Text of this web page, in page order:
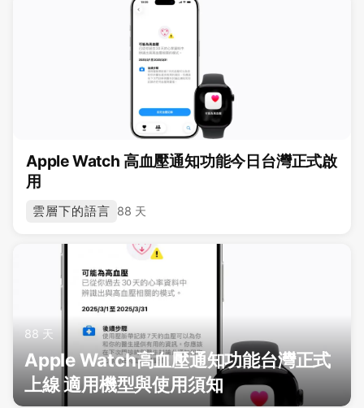
Apple Watch 高血壓通知功能今日台灣正式啟
用
雲層下的語言 88 天
88 天
Apple Watch高血壓通知功能台灣正式
上線 適用機型與使用須知